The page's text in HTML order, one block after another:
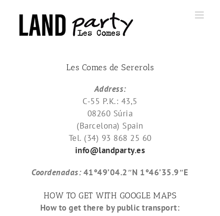
content
Les Comes de Sererols
Address:
C-55 P.K.: 43,5
08260 Súria
(Barcelona) Spain
Tel. (34) 93 868 25 60
info@landparty.es
Coordenadas:41°49’04.2″N 1°46’35.9″E
HOW TO GET WITH GOOGLE MAPS
How to get there by public transport: